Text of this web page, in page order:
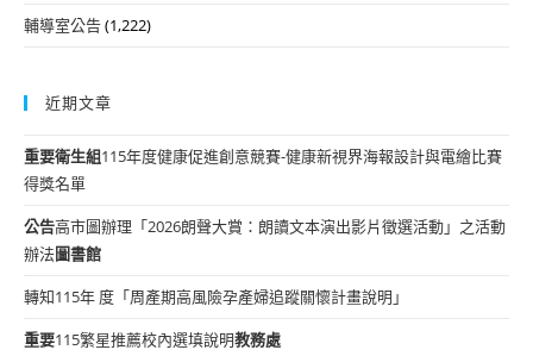
輔導室公告(1,222)
近期文章
重要衛生組115年度健康促進創意競賽-健康新視界海報設計與電繪比賽
得獎名單
公告高市圖辦理「2026朗聲大賞：朗讀文本演出影片徵選活動」之活動
辦法圖書館
轉知115年 度「周產期高風險孕產婦追蹤關懷計畫說明」
重要115繁星推薦校內選填說明教務處